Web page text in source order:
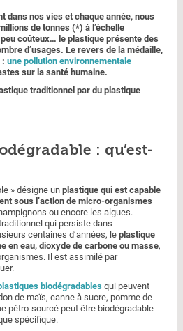
dans nos vies et chaque année, nous
de tonnes (*) à l’échelle
coûteux… le plastique présente des
d’usages. Le revers de la médaille,
: une pollution environnementale
sur la santé humaine.
traditionnel par du plastique
: qu’est-
» désigne un plastique qui est capable
sous l’action de micro-organismes
ou encore les algues.
qui persiste dans
centaines d’années, le plastique
en eau, dioxyde de carbone ou masse,
Il est assimilé par
biodégradablesqui peuvent
de maïs, canne à sucre, pomme de
pétro-sourcé peut être biodégradable
spécifique.